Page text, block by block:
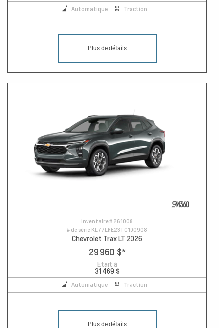
Automatique Traction
Plus de détails
Inventaire # 261008
# de série KL77LHE23TC190908
Chevrolet Trax LT 2026
29 960 $*
Etait à
31 469 $
Automatique Traction
Plus de détails